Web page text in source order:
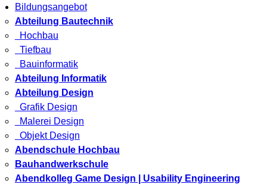
Bildungsangebot
Abteilung Bautechnik
Hochbau
Tiefbau
Bauinformatik
Abteilung Informatik
Abteilung Design
Grafik Design
Malerei Design
Objekt Design
Abendschule Hochbau
Bauhandwerkschule
Abendkolleg Game Design | Usability Engineering